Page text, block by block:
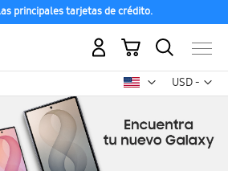
principales tarjetas de crédito.
USD -
dólar
Mi carrito